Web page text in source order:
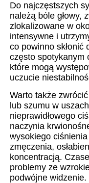
Do najczęstszych
należą bóle głowy,
zlokalizowane w
intensywne i
co powinno skłonić
często spotykanym
które mogą
uczucie
Warto także
lub szumu w
nieprawidłowego
naczynia
wysokiego
zmęczenia,
koncentracją.
problemy ze
podwójne widzenie.